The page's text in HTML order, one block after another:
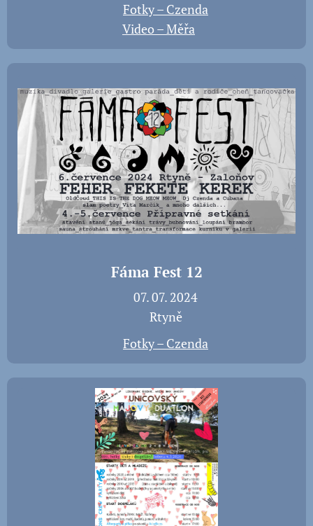
Fotky – Czenda
Video – Měřa
Fáma Fest 12
📅 07. 07. 2024
📍 Rtyně
Fotky – Czenda